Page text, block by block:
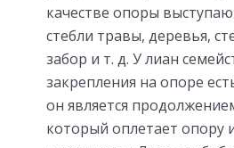
качестве опоры
стебли травы, деревья,
забор и т. д. У лиан
закрепления на опоре
он является
который оплетает опору